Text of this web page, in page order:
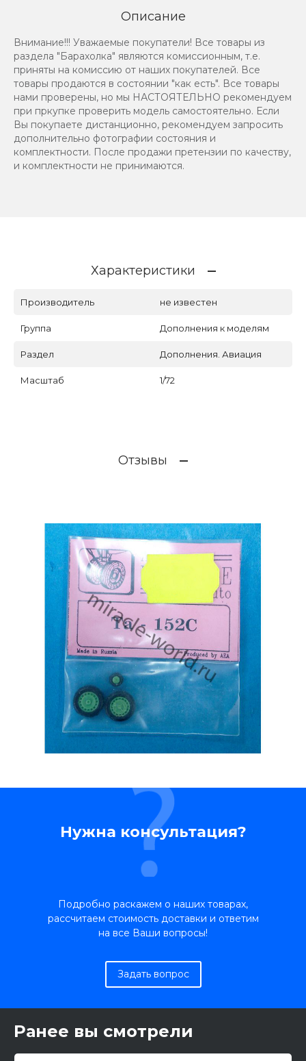
Описание
Внимание!!! Уважаемые покупатели! Все товары из
раздела "Барахолка" являются комиссионным, т.е.
приняты на комиссию от наших покупателей. Все
товары продаются в состоянии "как есть". Все товары
нами проверены, но мы НАСТОЯТЕЛЬНО рекомендуем
при пркупке проверить модель самостоятельно. Если
Вы покупаете дистанционно, рекомендуем запросить
дополнительно фотографии состояния и
комплектности. После продажи претензии по качеству,
и комплектности не принимаются.
Характеристики
Производитель не известен
Группа Дополнения к моделям
Раздел Дополнения. Авиация
Масштаб 1/72
Отзывы
Нужна консультация?
Подробно раскажем о наших товарах,
рассчитаем стоимость доставки и ответим
на все Ваши вопросы!
Задать вопрос
Ранее вы смотрели